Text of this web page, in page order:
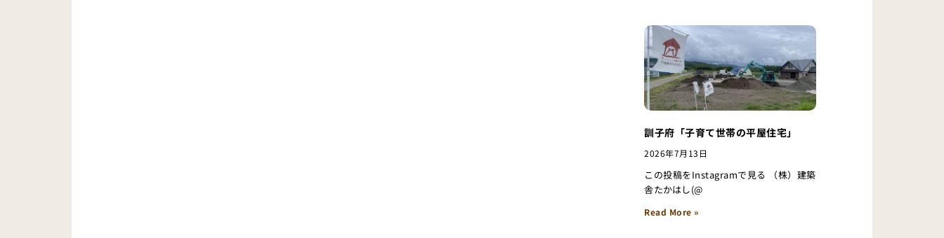
訓子府「子育て世帯の平屋住宅」
2026年7月13日
この投稿をInstagramで見る （株）建築
舎たかはし(@
Read More »